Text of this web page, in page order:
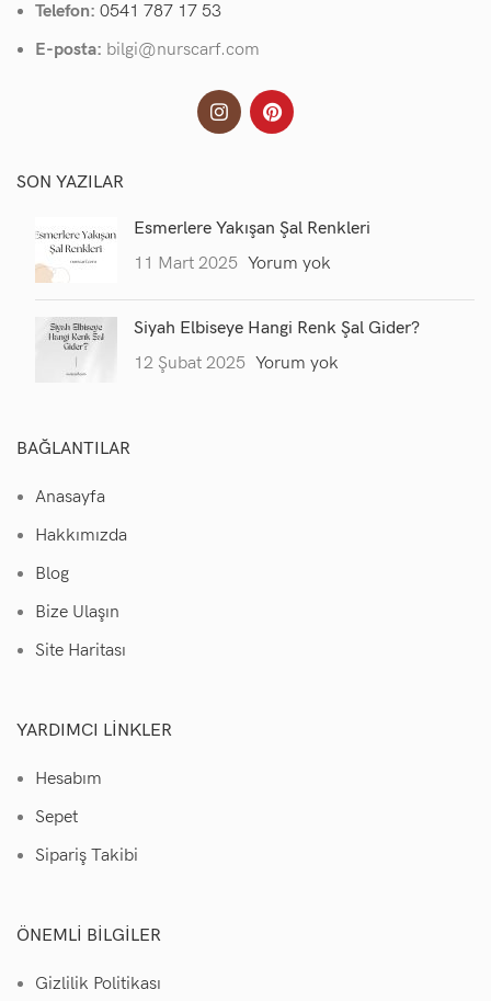
Telefon: 0541 787 17 53
E-posta: bilgi@nurscarf.com
SON YAZILAR
Esmerlere Yakışan Şal Renkleri
11 Mart 2025 Yorum yok
Siyah Elbiseye Hangi Renk Şal Gider?
12 Şubat 2025 Yorum yok
BAĞLANTILAR
Anasayfa
Hakkımızda
Blog
Bize Ulaşın
Site Haritası
YARDIMCI LINKLER
Hesabım
Sepet
Sipariş Takibi
ÖNEMLI BILGILER
Gizlilik Politikası